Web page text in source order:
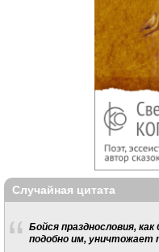
Случайная цитата
Бойся празднословия,
подобно им, уничтожает